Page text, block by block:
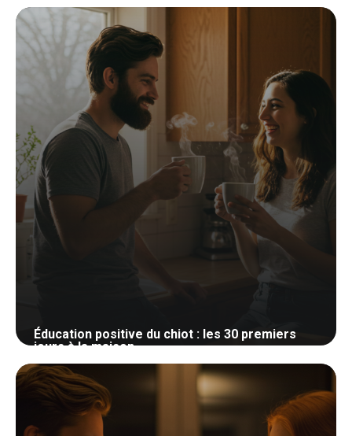
28 mai 2026
Éducation positive du chiot : les 30 premiers
jours à la maison
27 mai 2026